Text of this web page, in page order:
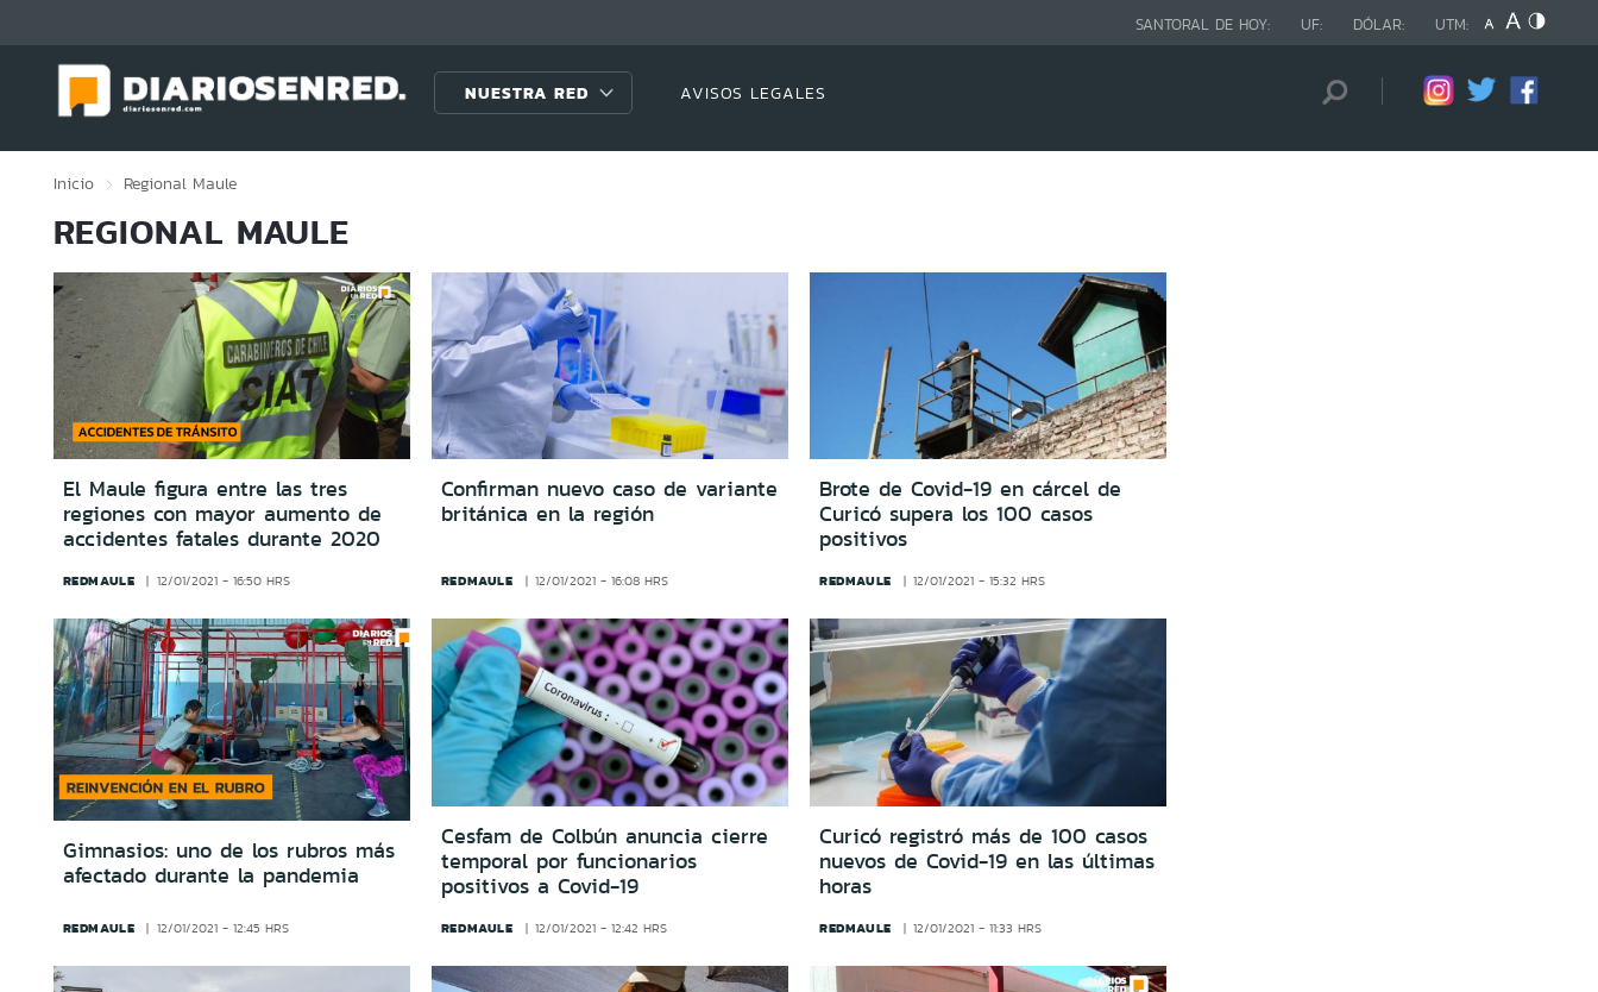
SANTORAL DE HOY: UF: DÓLAR: UTM:
NUESTRA RED AVISOS LEGALES
Inicio Regional Maule
REGIONAL MAULE
El Maule figura entre las tres
regiones con mayor aumento de
accidentes fatales durante 2020
REDMAULE 12/01/2021 - 16:50 HRS
Confirman nuevo caso de variante
británica en la región
REDMAULE 12/01/2021 - 16:08 HRS
Brote de Covid-19 en cárcel de
Curicó supera los 100 casos
positivos
REDMAULE 12/01/2021 - 15:32 HRS
Gimnasios: uno de los rubros más
afectado durante la pandemia
REDMAULE 12/01/2021 - 12:45 HRS
Cesfam de Colbún anuncia cierre
temporal por funcionarios
positivos a Covid-19
REDMAULE 12/01/2021 - 12:42 HRS
Curicó registró más de 100 casos
nuevos de Covid-19 en las últimas
horas
REDMAULE 12/01/2021 - 11:33 HRS